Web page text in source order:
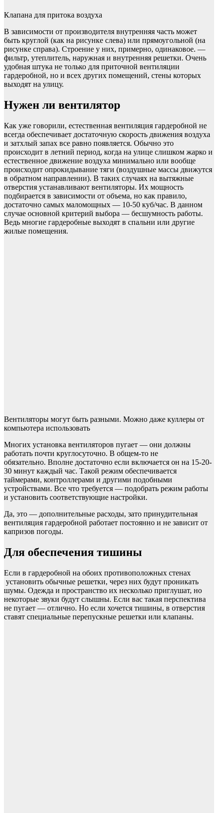
Клапана для притока воздуха
В зависимости от производителя внутренняя часть может
быть круглой (как на рисунке слева) или прямоугольной (на
рисунке справа). Строение у них, примерно, одинаковое. —
фильтр, утеплитель, наружная и внутренняя решетки. Очень
удобная штука не только для приточной вентиляции
гардеробной, но и всех других помещений, стены которых
выходят на улицу.
Нужен ли вентилятор
Как уже говорили, естественная вентиляция гардеробной не
всегда обеспечивает достаточную скорость движения воздуха
и затхлый запах все равно появляется. Обычно это
происходит в летний период, когда на улице слишком жарко и
естественное движение воздуха минимально или вообще
происходит опрокидывание тяги (воздушные массы движутся
в обратном направлении). В таких случаях на вытяжные
отверстия устанавливают вентиляторы. Их мощность
подбирается в зависимости от объема, но как правило,
достаточно самых маломощных — 10-50 куб/час. В данном
случае основной критерий выбора — бесшумность работы.
Ведь многие гардеробные выходят в спальни или другие
жилые помещения.
Вентиляторы могут быть разными. Можно даже куллеры от
компьютера использовать
Многих установка вентиляторов пугает — они должны
работать почти круглосуточно. В общем-то не
обязательно. Вполне достаточно если включается он на 15-20-
30 минут каждый час. Такой режим обеспечивается
таймерами, контроллерами и другими подобными
устройствами. Все что требуется — подобрать режим работы
и установить соответствующие настройки.
Да, это — дополнительные расходы, зато принудительная
вентиляция гардеробной работает постоянно и не зависит от
капризов погоды.
Для обеспечения тишины
Если в гардеробной на обоих противоположных стенах
установить обычные решетки, через них будут проникать
шумы. Одежда и пространство их несколько приглушат, но
некоторые звуки будут слышны. Если вас такая перспектива
не пугает — отлично. Но если хочется тишины, в отверстия
ставят специальные перепускные решетки или клапаны.